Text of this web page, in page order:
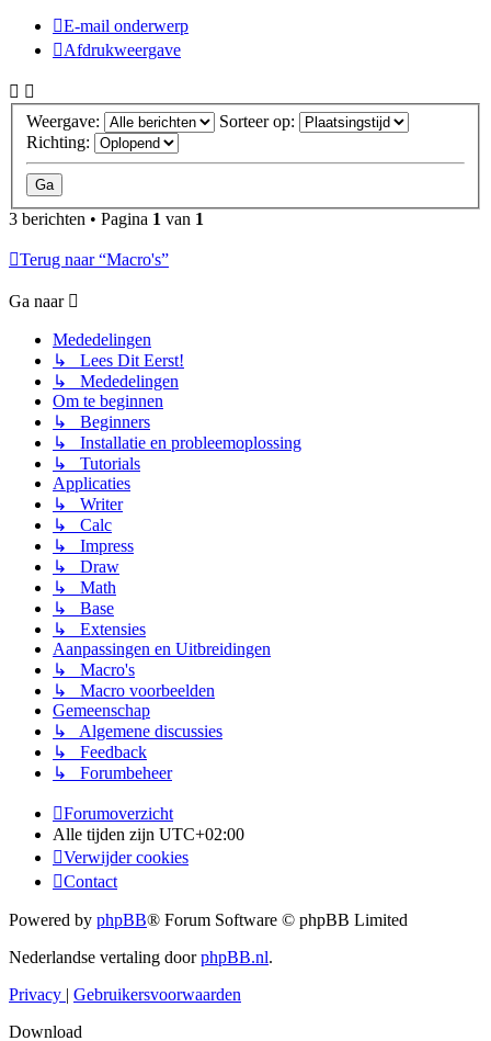
E-mail onderwerp
Afdrukweergave
Weergave:
Sorteer op:
Richting:
3 berichten • Pagina 1 van 1
Terug naar “Macro's”
Ga naar
Mededelingen
↳ Lees Dit Eerst!
↳ Mededelingen
Om te beginnen
↳ Beginners
↳ Installatie en probleemoplossing
↳ Tutorials
Applicaties
↳ Writer
↳ Calc
↳ Impress
↳ Draw
↳ Math
↳ Base
↳ Extensies
Aanpassingen en Uitbreidingen
↳ Macro's
↳ Macro voorbeelden
Gemeenschap
↳ Algemene discussies
↳ Feedback
↳ Forumbeheer
Forumoverzicht
Alle tijden zijn UTC+02:00
Verwijder cookies
Contact
Powered by phpBB® Forum Software © phpBB Limited
Nederlandse vertaling doorphpBB.nl.
Privacy | Gebruikersvoorwaarden
Download